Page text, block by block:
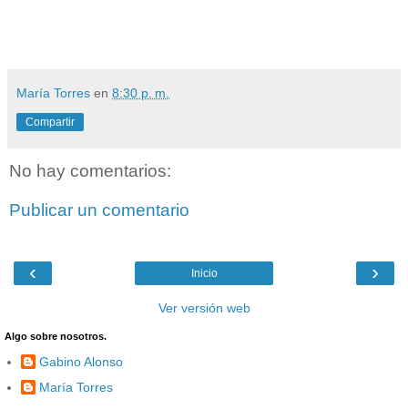
María Torres en 8:30 p. m.
Compartir
No hay comentarios:
Publicar un comentario
‹ ›
Inicio
Ver versión web
Algo sobre nosotros.
Gabino Alonso
María Torres